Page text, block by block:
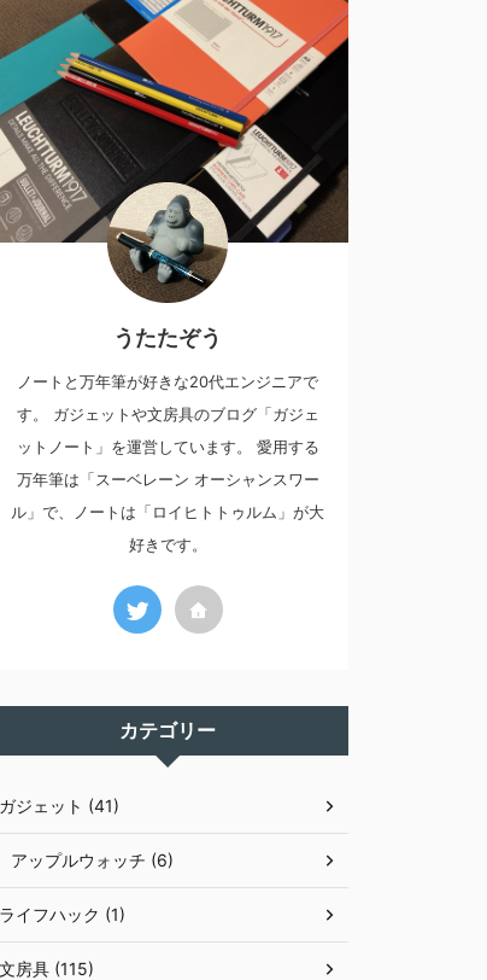
うたたぞう
ノートと万年筆が好きな20代エンジニアで
す。 ガジェットや文房具のブログ「ガジェ
ットノート」を運営しています。 愛用する
万年筆は「スーベレーン オーシャンスワー
ル」で、ノートは「ロイヒトトゥルム」が大
好きです。
カテゴリー
ガジェット (41)
アップルウォッチ (6)
ライフハック (1)
文房具 (115)